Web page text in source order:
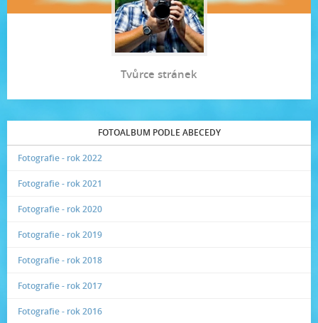
Tvůrce stránek
FOTOALBUM PODLE ABECEDY
Fotografie - rok 2022
Fotografie - rok 2021
Fotografie - rok 2020
Fotografie - rok 2019
Fotografie - rok 2018
Fotografie - rok 2017
Fotografie - rok 2016